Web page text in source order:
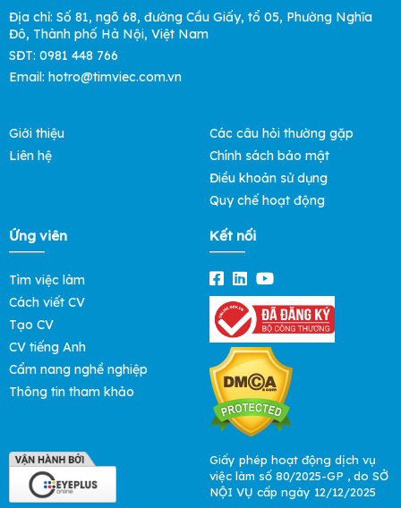
Địa chỉ: Số 81, ngõ 68, đường Cầu Giấy, tổ 05, Phường Nghĩa
Đô, Thành phố Hà Nội, Việt Nam
SĐT: 0981 448 766
Email: hotro@timviec.com.vn
Giới thiệu
Liên hệ
Các câu hỏi thường gặp
Chính sách bảo mật
Điều khoản sử dụng
Quy chế hoạt động
Ứng viên
Tìm việc làm
Cách viết CV
Tạo CV
CV tiếng Anh
Cẩm nang nghề nghiệp
Thông tin tham khảo
Kết nối
Giấy phép hoạt động dịch vụ
việc làm số 80/2025-GP , do SỞ
NỘI VỤ cấp ngày 12/12/2025